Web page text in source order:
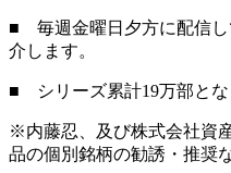
■ 毎週金曜日夕方に配信し
介します。
■ シリーズ累計19万部とな
※内藤忍、及び株式会社資
品の個別銘柄の勧誘・推奨